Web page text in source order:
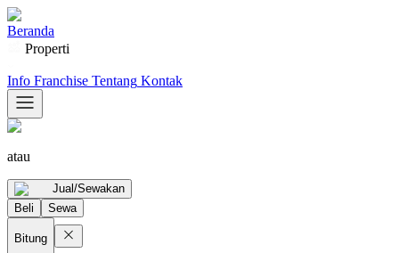
Beranda
Properti
Info Franchise Tentang Kontak
atau
Jual/Sewakan
Beli
Sewa
Bitung